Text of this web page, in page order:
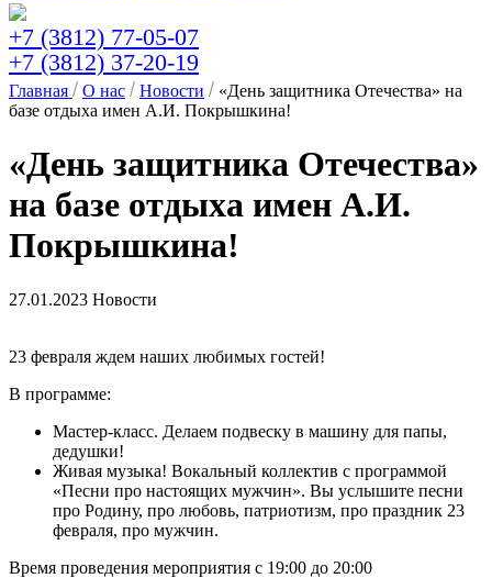
+7 (3812) 77-05-07
+7 (3812) 37-20-19
Главная О нас Новости
«День защитника Отечества» на
базе отдыха имен А.И. Покрышкина!
«День защитника Отечества»
на базе отдыха имен А.И.
Покрышкина!
27.01.2023 Новости
23 февраля ждем наших любимых гостей!
В программе:
Мастер-класс. Делаем подвеску в машину для папы,
дедушки!
Живая музыка! Вокальный коллектив с программой
«Песни про настоящих мужчин». Вы услышите песни
про Родину, про любовь, патриотизм, про праздник 23
февраля, про мужчин.
Время проведения мероприятия с 19:00 до 20:00